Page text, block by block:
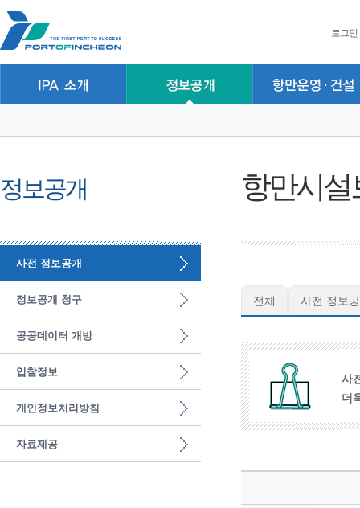
로그인
정보공개
사전 정보공개
정보공개 청구
공공데이터 개방
입찰정보
개인정보처리방침
자료제공
항만시설
전체 사전 정보
사
더